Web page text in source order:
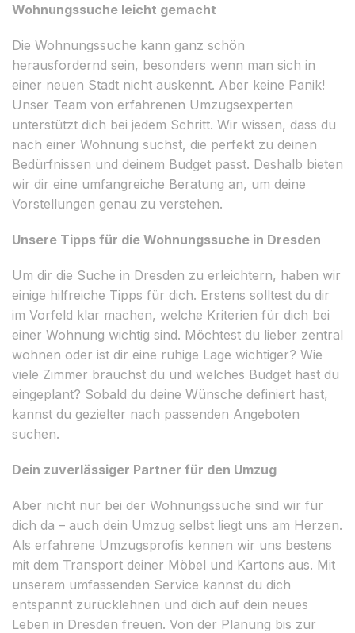
Wohnungssuche leicht gemacht
Die Wohnungssuche kann ganz schön
herausfordernd sein, besonders wenn man sich in
einer neuen Stadt nicht auskennt. Aber keine Panik!
Unser Team von erfahrenen Umzugsexperten
unterstützt dich bei jedem Schritt. Wir wissen, dass du
nach einer Wohnung suchst, die perfekt zu deinen
Bedürfnissen und deinem Budget passt. Deshalb bieten
wir dir eine umfangreiche Beratung an, um deine
Vorstellungen genau zu verstehen.
Unsere Tipps für die Wohnungssuche in Dresden
Um dir die Suche in Dresden zu erleichtern, haben wir
einige hilfreiche Tipps für dich. Erstens solltest du dir
im Vorfeld klar machen, welche Kriterien für dich bei
einer Wohnung wichtig sind. Möchtest du lieber zentral
wohnen oder ist dir eine ruhige Lage wichtiger? Wie
viele Zimmer brauchst du und welches Budget hast du
eingeplant? Sobald du deine Wünsche definiert hast,
kannst du gezielter nach passenden Angeboten
suchen.
Dein zuverlässiger Partner für den Umzug
Aber nicht nur bei der Wohnungssuche sind wir für
dich da – auch dein Umzug selbst liegt uns am Herzen.
Als erfahrene Umzugsprofis kennen wir uns bestens
mit dem Transport deiner Möbel und Kartons aus. Mit
unserem umfassenden Service kannst du dich
entspannt zurücklehnen und dich auf dein neues
Leben in Dresden freuen. Von der Planung bis zur